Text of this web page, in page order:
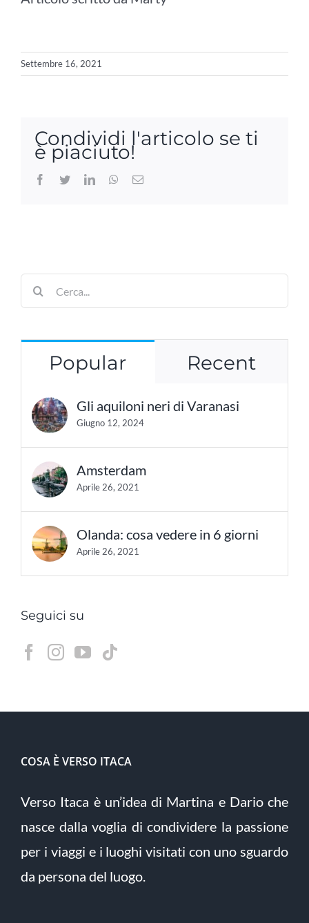
Settembre 16, 2021
Condividi l'articolo se ti
è piaciuto!
Facebook
TwitterLinkedInWhatsApp
Email
Cerca
per:
Popular Recent
Gli aquiloni neri di Varanasi
Giugno 12, 2024
Amsterdam
Aprile 26, 2021
Olanda: cosa vedere in 6 giorni
Aprile 26, 2021
Seguici su
COSA È VERSO ITACA
Verso Itaca è un’idea di Martina e Dario che
nasce dalla voglia di condividere la passione
per i viaggi e i luoghi visitati con uno sguardo
da persona del luogo.